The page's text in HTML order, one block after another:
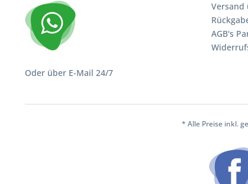
Oder über E-Mail 24/7
Versand
AGB's
* Alle Preise inkl.